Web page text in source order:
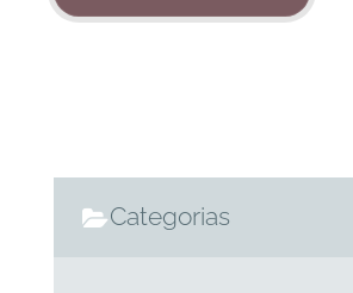
Categorias